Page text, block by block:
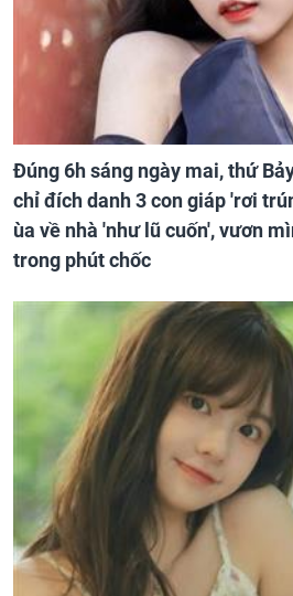
Đúng 6h sáng ngày mai, thứ
chỉ đích danh 3 con giáp 'rơi
ùa về nhà 'như lũ cuốn', vươn
trong phút chốc